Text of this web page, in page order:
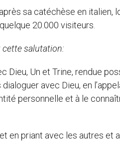
sa catéchèse en italien,
20.000 visiteurs.
cette salutation:
Un et Trine, rendue
avec Dieu, en
personnelle et à le
en priant avec les autres et